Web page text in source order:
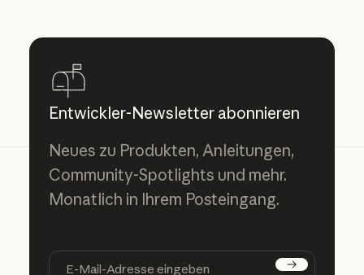
Entwickler-Newsletter abonnieren
Neues zu Produkten, Anleitungen,
Community-Spotlights und mehr.
Monatlich in Ihrem Posteingang.